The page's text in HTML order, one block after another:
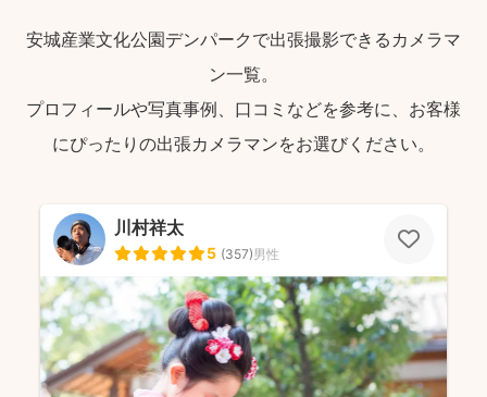
安城産業文化公園デンパークで出張撮影できるカメラマ
ン一覧。
プロフィールや写真事例、口コミなどを参考に、お客様
にぴったりの出張カメラマンをお選びください。
川村祥太
5 (357)男性